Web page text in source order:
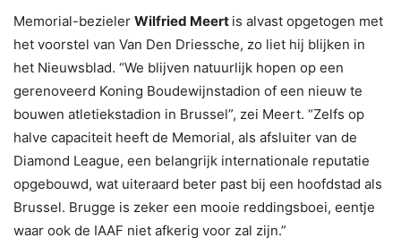
Memorial-bezieler Wilfried Meert is alvast opgetogen met
het voorstel van Van Den Driessche, zo liet hij blijken in
het Nieuwsblad. “We blijven natuurlijk hopen op een
gerenoveerd Koning Boudewijnstadion of een nieuw te
bouwen atletiekstadion in Brussel”, zei Meert. “Zelfs op
halve capaciteit heeft de Memorial, als afsluiter van de
Diamond League, een belangrijk internationale reputatie
opgebouwd, wat uiteraard beter past bij een hoofdstad als
Brussel. Brugge is zeker een mooie reddingsboei, eentje
waar ook de IAAF niet afkerig voor zal zijn.”